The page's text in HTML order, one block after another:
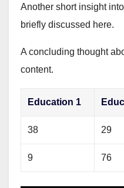
Another short insight
briefly discussed here.
A concluding thought
content.
Education 1
38 29
9 76